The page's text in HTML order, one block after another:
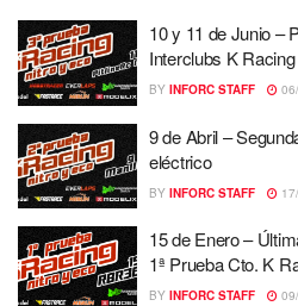
10 y 11 de Junio –
Interclubs K Racing
BY INFORC STAFF
9 de Abril –
eléctrico
BY INFORC STAFF
15 de Enero –
1ª Prueba Cto. K
BY INFORC STAFF